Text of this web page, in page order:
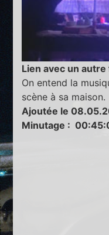
Lien avec un autre
On entend la
scène à sa maison.
Ajoutée le
Minutage :